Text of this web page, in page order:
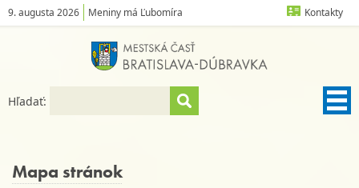
9. augusta 2026 Meniny má Ľubomíra Kontakty
Hľadať:
Mapa stránok